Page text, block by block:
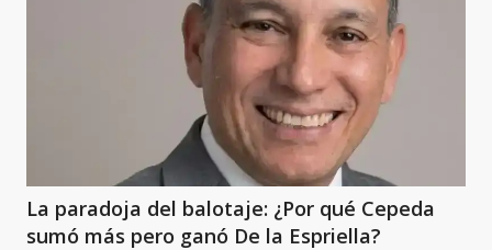
La paradoja del balotaje: ¿Por qué Cepeda
sumó más pero ganó De la Espriella?